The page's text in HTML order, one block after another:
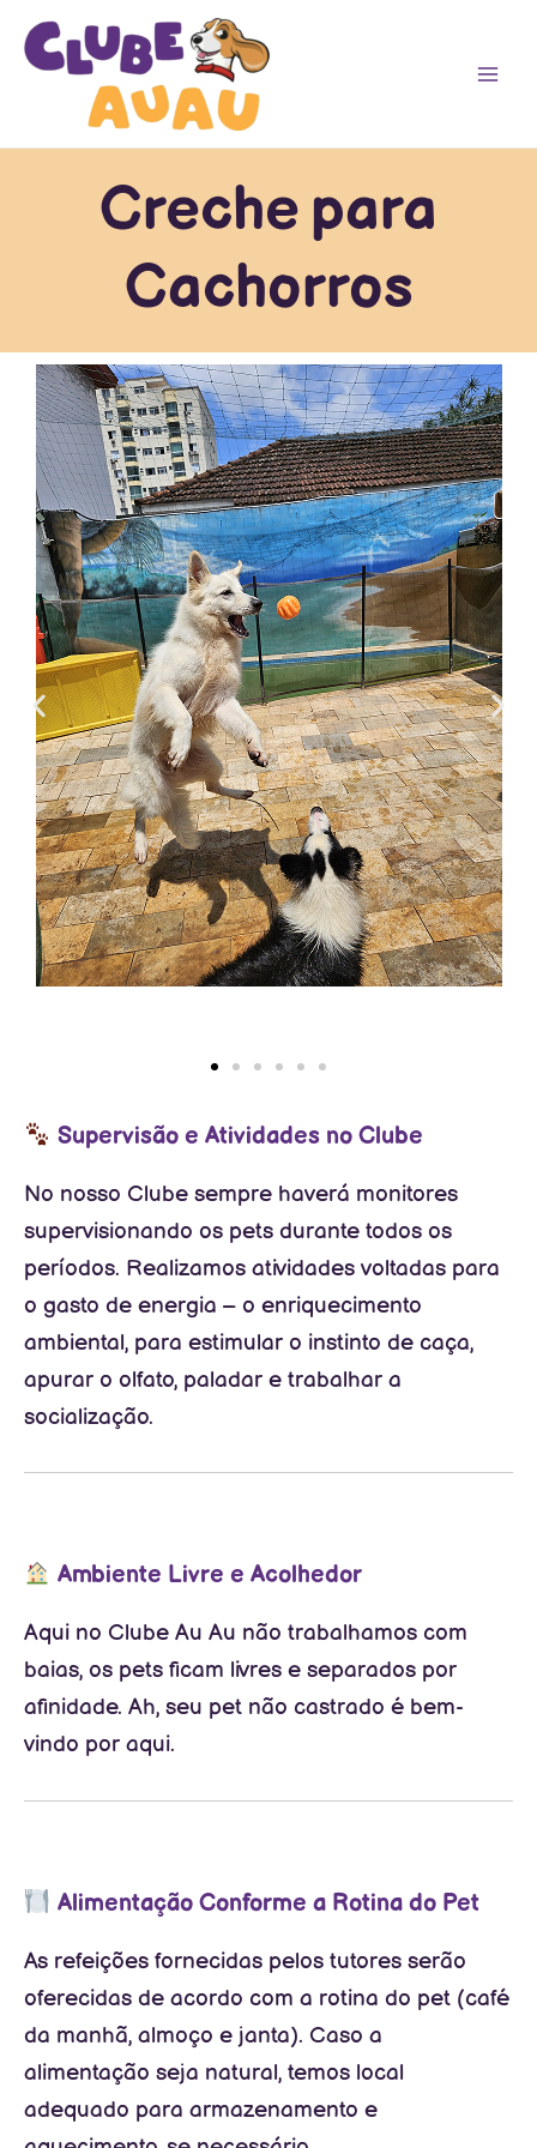
para
Creche para
Cachorros
Supervisão e Atividades no Clube
No nosso Clube sempre haverá monitores
supervisionando os pets durante todos os
períodos. Realizamos atividades voltadas para
o gasto de energia – o enriquecimento
ambiental, para estimular o instinto de caça,
apurar o olfato, paladar e trabalhar a
socialização.
Ambiente Livre e Acolhedor
Aqui no Clube Au Au não trabalhamos com
baias, os pets ficam livres e separados por
afinidade. Ah, seu pet não castrado é bem-
vindo por aqui.
Alimentação Conforme a Rotina do Pet
As refeições fornecidas pelos tutores serão
oferecidas de acordo com a rotina do pet (café
da manhã, almoço e janta). Caso a
alimentação seja natural, temos local
adequado para armazenamento e